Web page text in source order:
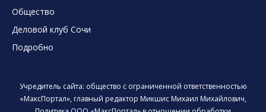
Общество
Деловой клуб Сочи
Подробно
Учредитель сайта: общество с ограниченной ответственностью
«МаксПортал», главный редактор Микшис Михаил Михайлович,